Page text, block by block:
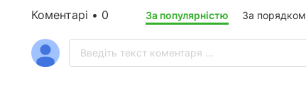
Коментарі • 0 За популярністю За порядком